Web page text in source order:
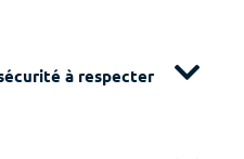
à respecter